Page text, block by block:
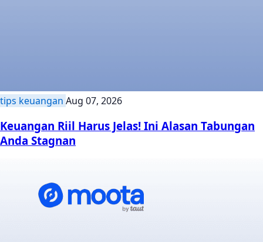
tips keuangan Aug 07, 2026
Keuangan Riil Harus Jelas! Ini Alasan Tabungan
Anda Stagnan